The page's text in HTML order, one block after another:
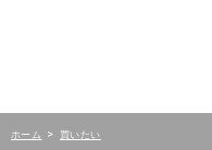
ホーム > 買いたい